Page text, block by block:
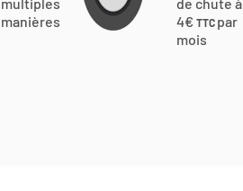
manières
4€ TTC par
mois